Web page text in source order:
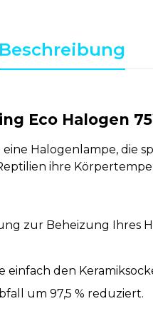
Beschreibung
Eco Halogen
eine Halogenlampe, die
ihre
zur Beheizung Ihres
den
um 97,5 % reduziert.